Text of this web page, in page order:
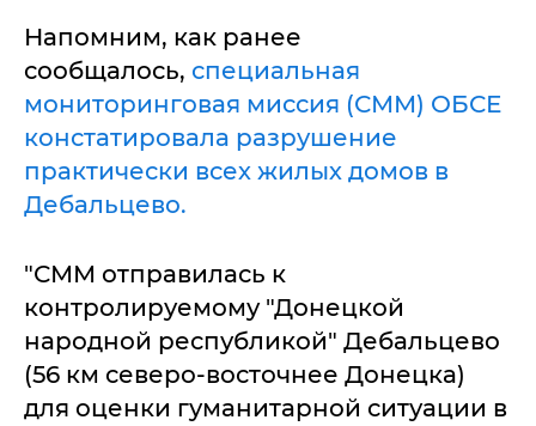
Напомним, как ранее
сообщалось, специальная
мониторинговая миссия (СММ) ОБСЕ
констатировала разрушение
практически всех жилых домов в
Дебальцево.
"СММ отправилась к
контролируемому "Донецкой
народной республикой" Дебальцево
(56 км северо-восточнее Донецка)
для оценки гуманитарной ситуации в